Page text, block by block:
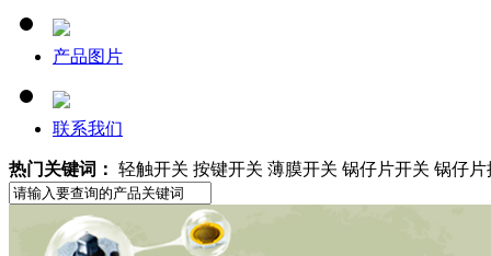
产品图片
联系我们
热门关键词： 轻触开关 按键开关 薄膜开关 锅仔片开关 锅仔